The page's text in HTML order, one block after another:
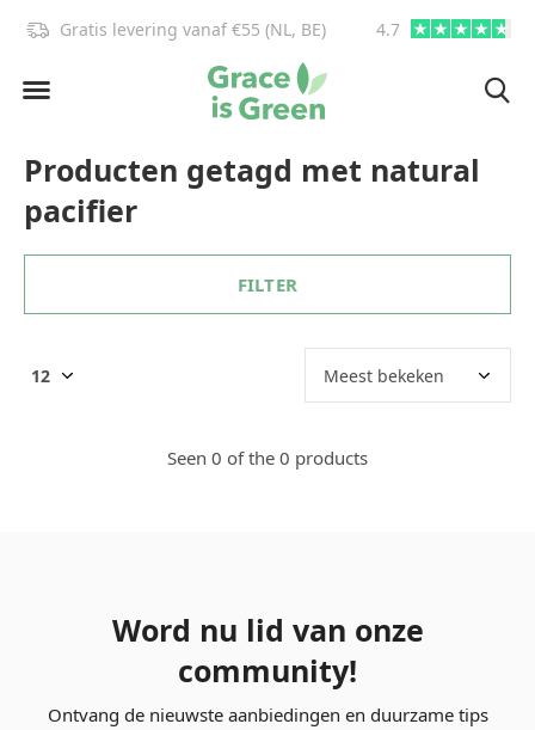
Gratis levering vanaf €55 (NL, BE) 4.7
Producten getagd met natural
pacifier
FILTER
Seen 0 of the 0 products
Word nu lid van onze
community!
Ontvang de nieuwste aanbiedingen en duurzame tips